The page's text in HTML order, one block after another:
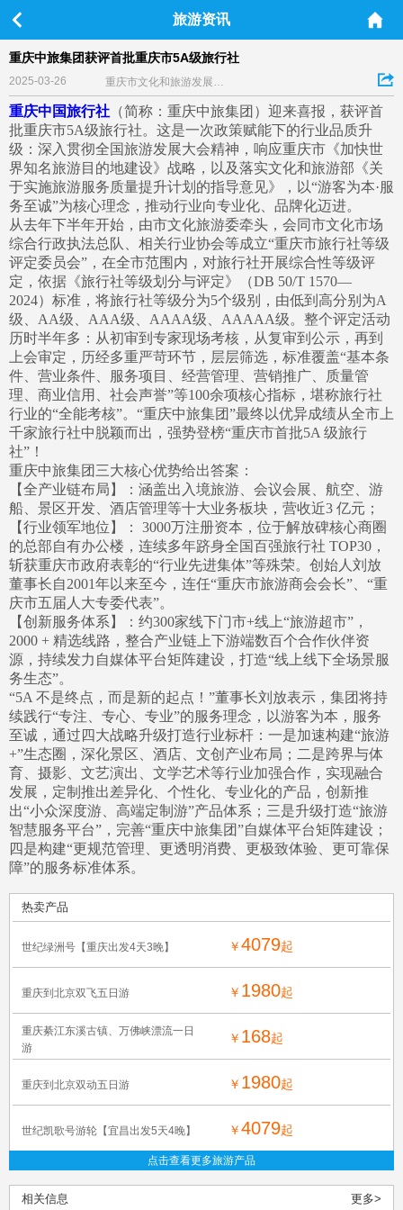
旅游资讯
重庆中旅集团获评首批重庆市5A级旅行社
2025-03-26 重庆市文化和旅游发展委员会关于评定重庆市等级旅行社的公告
重庆中国旅行社 （简称：重庆中旅集团）迎来喜报，获评首
批重庆市5A级旅行社。这是一次政策赋能下的行业品质升
级：深入贯彻全国旅游发展大会精神，响应重庆市《加快世
界知名旅游目的地建设》战略，以及落实文化和旅游部《关
于实施旅游服务质量提升计划的指导意见》，以“游客为本·服
务至诚”为核心理念，推动行业向专业化、品牌化迈进。
从去年下半年开始，由市文化旅游委牵头，会同市文化市场
综合行政执法总队、相关行业协会等成立“重庆市旅行社等级
评定委员会”，在全市范围内，对旅行社开展综合性等级评
定，依据《旅行社等级划分与评定》（DB 50/T 1570—
2024）标准，将旅行社等级分为5个级别，由低到高分别为A
级、AA级、AAA级、AAAA级、AAAAA级。整个评定活动
历时半年多：从初审到专家现场考核，从复审到公示，再到
上会审定，历经多重严苛环节，层层筛选，标准覆盖“基本条
件、营业条件、服务项目、经营管理、营销推广、质量管
理、商业信用、社会声誉”等100余项核心指标，堪称旅行社
行业的“全能考核”。“重庆中旅集团”最终以优异成绩从全市上
千家旅行社中脱颖而出，强势登榜“重庆市首批5A 级旅行
社”！
重庆中旅集团三大核心优势给出答案：
【全产业链布局】：涵盖出入境旅游、会议会展、航空、游
船、景区开发、酒店管理等十大业务板块，营收近3 亿元；
【行业领军地位】： 3000万注册资本，位于解放碑核心商圈
的总部自有办公楼，连续多年跻身全国百强旅行社 TOP30，
斩获重庆市政府表彰的“行业先进集体”等殊荣。创始人刘放
董事长自2001年以来至今，连任“重庆市旅游商会会长”、“重
庆市五届人大专委代表”。
【创新服务体系】：约300家线下门市+线上“旅游超市”，
2000 + 精选线路，整合产业链上下游端数百个合作伙伴资
源，持续发力自媒体平台矩阵建设，打造“线上线下全场景服
务生态”。
“5A 不是终点，而是新的起点！”董事长刘放表示，集团将持
续践行“专注、专心、专业”的服务理念，以游客为本，服务
至诚，通过四大战略升级打造行业标杆：一是加速构建“旅游
+”生态圈，深化景区、酒店、文创产业布局；二是跨界与体
育、摄影、文艺演出、文学艺术等行业加强合作，实现融合
发展，定制推出差异化、个性化、专业化的产品，创新推
出“小众深度游、高端定制游”产品体系；三是升级打造“旅游
智慧服务平台”，完善“重庆中旅集团”自媒体平台矩阵建设；
四是构建“更规范管理、更透明消费、更极致体验、更可靠保
障”的服务标准体系。
热卖产品
世纪绿洲号【重庆出发4天3晚】 ￥4079起
重庆到北京双飞五日游 ￥ 1980起
重庆綦江东溪古镇、万佛峡漂流一日
游
￥ 168起
重庆到北京双动五日游 ￥ 1980起
世纪凯歌号游轮【宜昌出发5天4晚】 ￥4079起
点击查看更多旅游产品
相关信息 更多>